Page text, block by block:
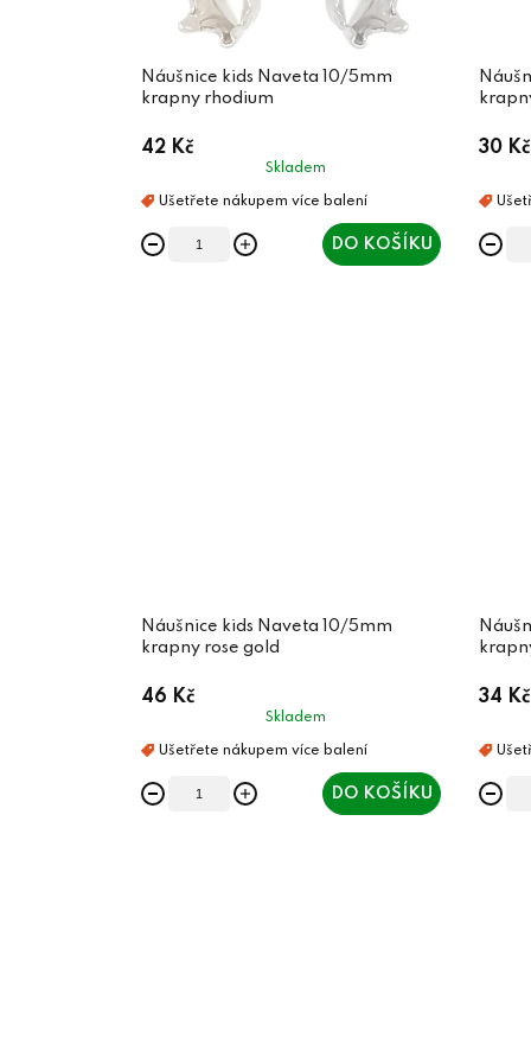
Náušnice kids Naveta 10/5mm
krapny rhodium
42 Kč
Skladem
DO KOŠÍKU
30 Kč
Náušnice kids Naveta 10/5mm
krapny rose gold
46 Kč
Skladem
DO KOŠÍKU
34 Kč